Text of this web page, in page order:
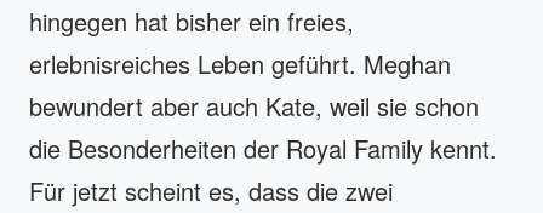
hingegen hat bisher ein freies,
erlebnisreiches Leben geführt. Meghan
bewundert aber auch Kate, weil sie schon
die Besonderheiten der Royal Family kennt.
Für jetzt scheint es, dass die zwei